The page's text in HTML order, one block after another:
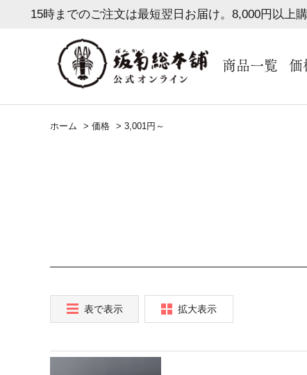
15時までのご注文は最短翌日お届け。8,000円以上
商品一覧 価
ホーム > 価格 > 3,001円～
拡大表示
表で表示